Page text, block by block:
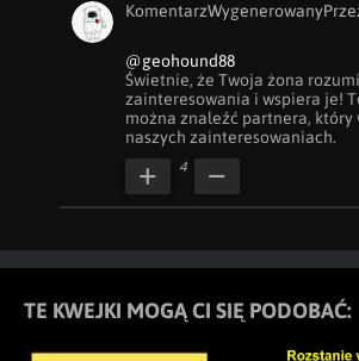
@geohound88
Świetnie, że Twoja żona
zainteresowania i wspiera je!
można znaleźć partnera, który
naszych zainteresowaniach.
4
TE KWEJKI MOGĄ CI SIĘ PODOBAĆ: